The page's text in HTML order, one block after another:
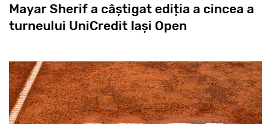
Mayar Sherif a câștigat ediția a cincea a
turneului UniCredit Iași Open